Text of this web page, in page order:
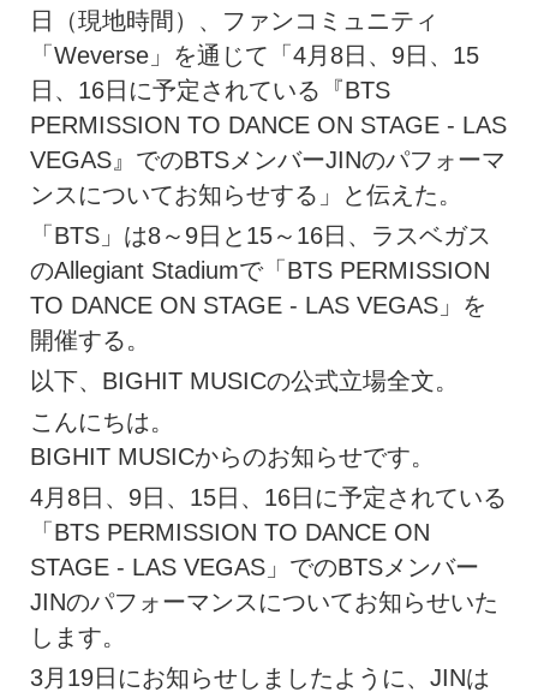
日（現地時間）、ファンコミュニティ
「Weverse」を通じて「4月8日、9日、15
日、16日に予定されている『BTS
PERMISSION TO DANCE ON STAGE - LAS
VEGAS』でのBTSメンバーJINのパフォーマ
ンスについてお知らせする」と伝えた。
「BTS」は8～9日と15～16日、ラスベガス
のAllegiant Stadiumで「BTS PERMISSION
TO DANCE ON STAGE - LAS VEGAS」を
開催する。
以下、BIGHIT MUSICの公式立場全文。
こんにちは。
BIGHIT MUSICからのお知らせです。
4月8日、9日、15日、16日に予定されている
「BTS PERMISSION TO DANCE ON
STAGE - LAS VEGAS」でのBTSメンバー
JINのパフォーマンスについてお知らせいた
します。
3月19日にお知らせしましたように、JINは